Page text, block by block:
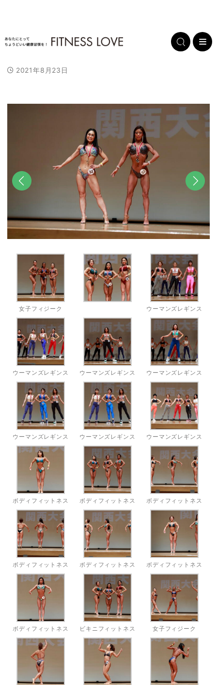
2021年8月23日
女子フィジーク ウーマンズレギンス
ウーマンズレギンス ウーマンズレギンス ウーマンズレギンス
ウーマンズレギンス ウーマンズレギンス ウーマンズレギンス
ボディフィットネス ボディフィットネス ボディフィットネス
ボディフィットネス ボディフィットネス ボディフィットネス
ボディフィットネス ビキニフィットネス 女子フィジーク